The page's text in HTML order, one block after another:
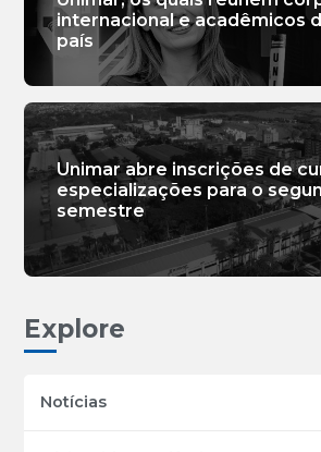
internacional e acadêmicos
país
Unimar abre inscrições de
especializações para o
semestre
Explore
Notícias